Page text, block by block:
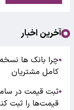
آخرین اخبار
●چرا بانک ها
کامل مشتریان
●
قیمت‌ها را ثبت